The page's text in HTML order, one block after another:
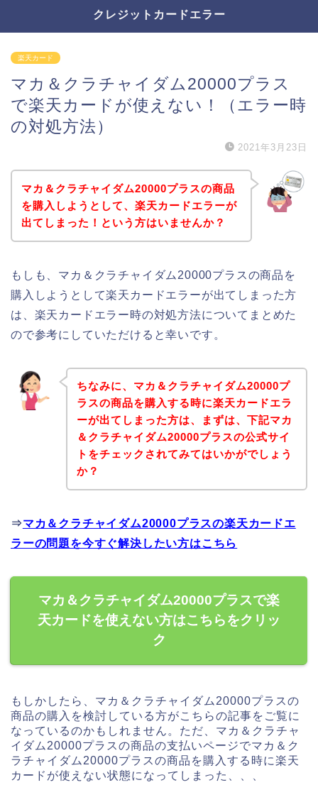
クレジットカードエラー
楽天カード
マカ＆クラチャイダム20000プラス
で楽天カードが使えない！（エラー時
の対処方法）
2021年3月23日
マカ＆クラチャイダム20000プラスの商品
を購入しようとして、楽天カードエラーが
出てしまった！という方はいませんか？
もしも、マカ＆クラチャイダム20000プラスの商品を
購入しようとして楽天カードエラーが出てしまった方
は、楽天カードエラー時の対処方法についてまとめた
ので参考にしていただけると幸いです。
ちなみに、マカ＆クラチャイダム20000プ
ラスの商品を購入する時に楽天カードエラ
ーが出てしまった方は、まずは、下記マカ
＆クラチャイダム20000プラスの公式サイ
トをチェックされてみてはいかがでしょう
か？
⇒マカ＆クラチャイダム20000プラスの楽天カードエ
ラーの問題を今すぐ解決したい方はこちら
マカ＆クラチャイダム20000プラスで楽
天カードを使えない方はこちらをクリッ
ク
もしかしたら、マカ＆クラチャイダム20000プラスの
商品の購入を検討している方がこちらの記事をご覧に
なっているのかもしれません。ただ、マカ＆クラチャ
イダム20000プラスの商品の支払いページでマカ＆ク
ラチャイダム20000プラスの商品を購入する時に楽天
カードが使えない状態になってしまった、、、